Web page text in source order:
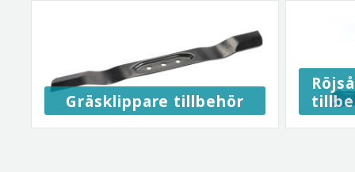
Gräsklippare tillbehör